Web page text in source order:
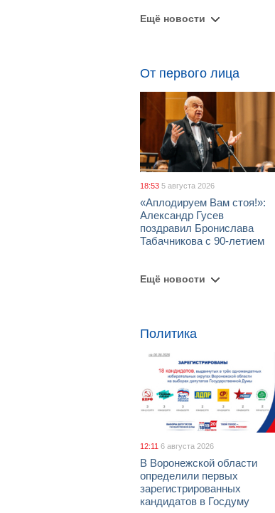
Ещё новости
От первого лица
18:53 5 августа 2026
«Аплодируем Вам стоя!»:
Александр Гусев
поздравил Бронислава
Табачникова с 90-летием
Ещё новости
Политика
12:11 6 августа 2026
В Воронежской области
определили первых
зарегистрированных
кандидатов в Госдуму